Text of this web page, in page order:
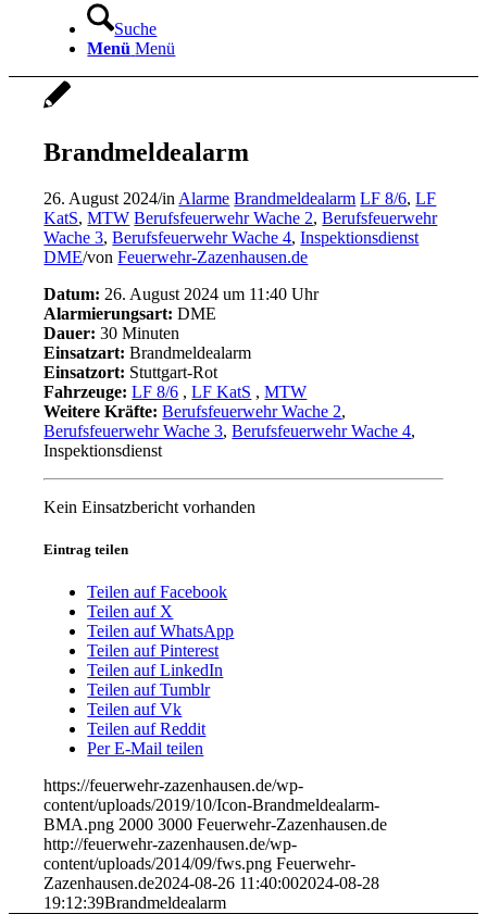
Suche
Menü Menü
Brandmeldealarm
26. August 2024/in Alarme Brandmeldealarm LF 8/6,LF
KatS,MTW Berufsfeuerwehr Wache 2,Berufsfeuerwehr
Wache 3,Berufsfeuerwehr Wache 4,Inspektionsdienst
DME/vonFeuerwehr-Zazenhausen.de
Datum: 26. August 2024 um 11:40 Uhr
Alarmierungsart: DME
Dauer: 30 Minuten
Einsatzart: Brandmeldealarm
Einsatzort: Stuttgart-Rot
Fahrzeuge: LF 8/6 ,LF KatS ,MTW
Weitere Kräfte: Berufsfeuerwehr Wache 2,
Berufsfeuerwehr Wache 3,Berufsfeuerwehr Wache 4,
Inspektionsdienst
Kein Einsatzbericht vorhanden
Eintrag teilen
Teilen auf Facebook
Teilen auf X
Teilen auf WhatsApp
Teilen auf Pinterest
Teilen auf LinkedIn
Teilen auf Tumblr
Teilen auf Vk
Teilen auf Reddit
Per E-Mail teilen
https://feuerwehr-zazenhausen.de/wp-
content/uploads/2019/10/Icon-Brandmeldealarm-
BMA.png 2000 3000 Feuerwehr-Zazenhausen.de
http://feuerwehr-zazenhausen.de/wp-
content/uploads/2014/09/fws.png Feuerwehr-
Zazenhausen.de2024-08-26 11:40:002024-08-28
19:12:39Brandmeldealarm